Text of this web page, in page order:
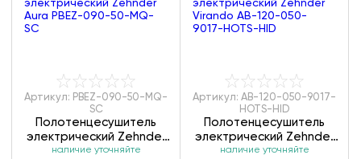
Артикул: PBEZ-090-50-MQ-
SC
Полотенцесушитель
электрический Zehnder
Aura PBEZ-090-50-MQ-
наличие уточняйте
Артикул: AB-120-050-9017-
HOTS-HID
Полотенцесушитель
электрический Zehnder
Virando AB-120-050-
наличие уточняйте